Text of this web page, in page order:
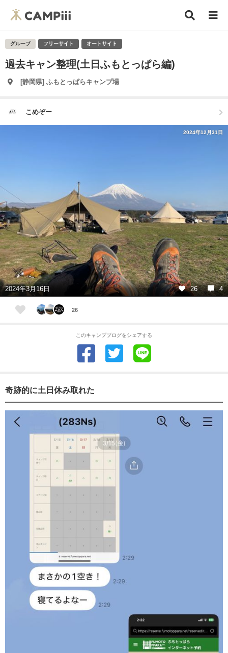
グループ フリーサイト オートサイト
過去キャン整理(土日ふもとっぱら編)
[静岡県] ふもとっぱらキャンプ場
こめぞー
2024年12月31日
2024年3月16日 26 4
26
このキャンプブログをシェアする
奇跡的に土日休み取れた